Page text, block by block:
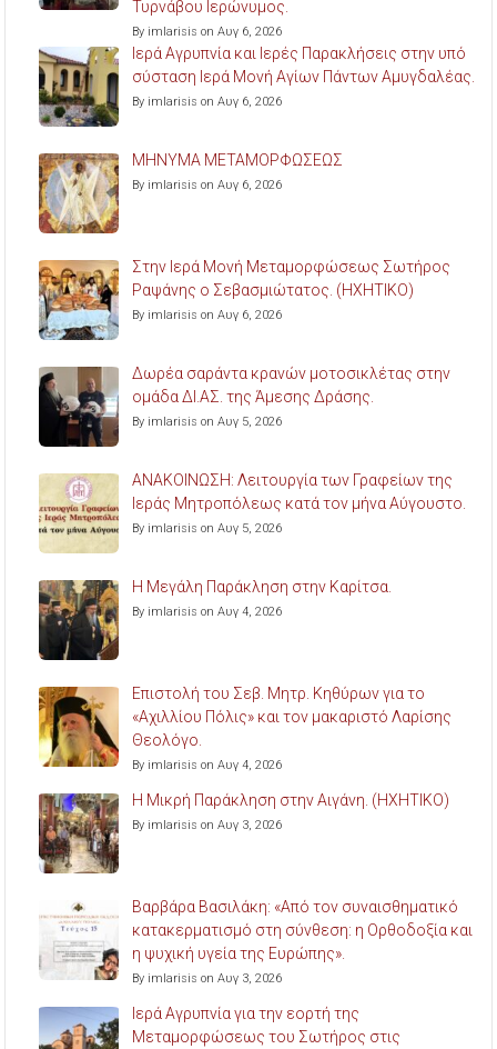
Τυρνάβου Ιερώνυμος.
By imlarisis on Αυγ 6, 2026
Ιερά Αγρυπνία και Ιερές Παρακλήσεις στην υπό
σύσταση Ιερά Μονή Αγίων Πάντων Αμυγδαλέας.
By imlarisis on Αυγ 6, 2026
ΜΗΝΥΜΑ ΜΕΤΑΜΟΡΦΩΣΕΩΣ
By imlarisis on Αυγ 6, 2026
Στην Ιερά Μονή Μεταμορφώσεως Σωτήρος
Ραψάνης ο Σεβασμιώτατος. (ΗΧΗΤΙΚΟ)
By imlarisis on Αυγ 6, 2026
Δωρέα σαράντα κρανών μοτοσικλέτας στην
ομάδα ΔΙ.ΑΣ. της Άμεσης Δράσης.
By imlarisis on Αυγ 5, 2026
ΑΝΑΚΟΙΝΩΣΗ: Λειτουργία των Γραφείων της
Ιεράς Μητροπόλεως κατά τον μήνα Αύγουστο.
By imlarisis on Αυγ 5, 2026
Η Μεγάλη Παράκληση στην Καρίτσα.
By imlarisis on Αυγ 4, 2026
Επιστολή του Σεβ. Μητρ. Κηθύρων για το
«Αχιλλίου Πόλις» και τον μακαριστό Λαρίσης
Θεολόγο.
By imlarisis on Αυγ 4, 2026
Η Μικρή Παράκληση στην Αιγάνη. (ΗΧΗΤΙΚΟ)
By imlarisis on Αυγ 3, 2026
Βαρβάρα Βασιλάκη: «Από τον συναισθηματικό
κατακερματισμό στη σύνθεση: η Ορθοδοξία και
η ψυχική υγεία της Ευρώπης».
By imlarisis on Αυγ 3, 2026
Ιερά Αγρυπνία για την εορτή της
Μεταμορφώσεως του Σωτήρος στις